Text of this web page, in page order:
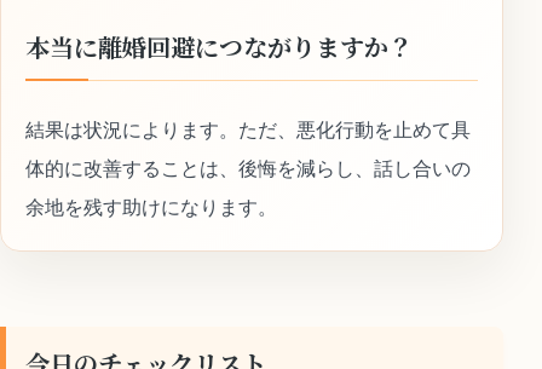
本当に離婚回避につながりますか？
結果は状況によります。ただ、悪化行動を止めて具
体的に改善することは、後悔を減らし、話し合いの
余地を残す助けになります。